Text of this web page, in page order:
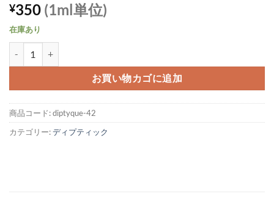
¥350 (1ml単位)
在庫あり
お買い物カゴに追加
商品コード:diptyque-42
カテゴリー:ディプティック